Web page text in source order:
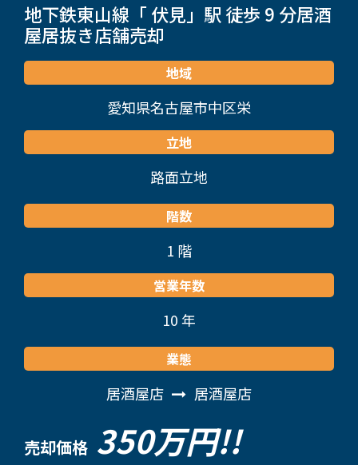
地下鉄東山線「 伏見」駅 徒歩 9 分居酒
屋居抜き店舗売却
地域
愛知県名古屋市中区栄
立地
路面立地
階数
1 階
営業年数
10 年
業態
居酒屋店 居酒屋店
売却価格 350万円!!